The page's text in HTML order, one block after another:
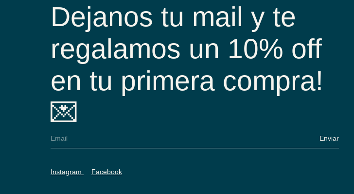
Dejanos tu mail y te
regalamos un 10% off
en tu primera compra!
💌
Instagram Facebook